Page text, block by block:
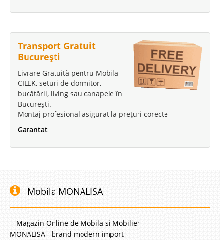
Transport Gratuit
București
Livrare Gratuită pentru Mobila
CILEK, seturi de dormitor,
bucătării, living sau canapele în
București.
Montaj profesional asigurat la prețuri corecte
Garantat
Mobila MONALISA
- Magazin Online de Mobila si Mobilier
MONALISA - brand modern import